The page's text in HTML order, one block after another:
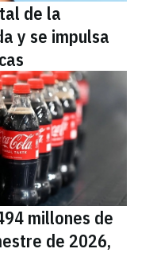
de la
y se impulsa
millones de
de 2026,